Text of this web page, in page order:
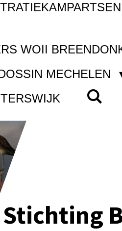
WOII
MECHELEN
Stichting